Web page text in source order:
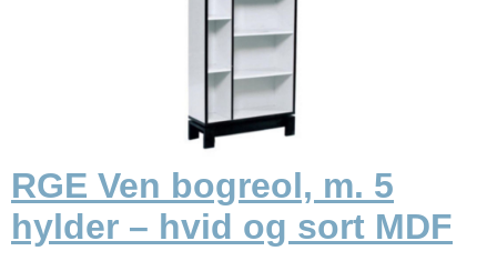
RGE Ven bogreol, m. 5
hylder – hvid og sort MDF